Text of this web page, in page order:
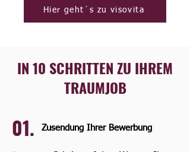
Hier geht´s zu visovita
IN 10 SCHRITTEN ZU IHREM
TRAUMJOB
01. Zusendung Ihrer Bewerbung